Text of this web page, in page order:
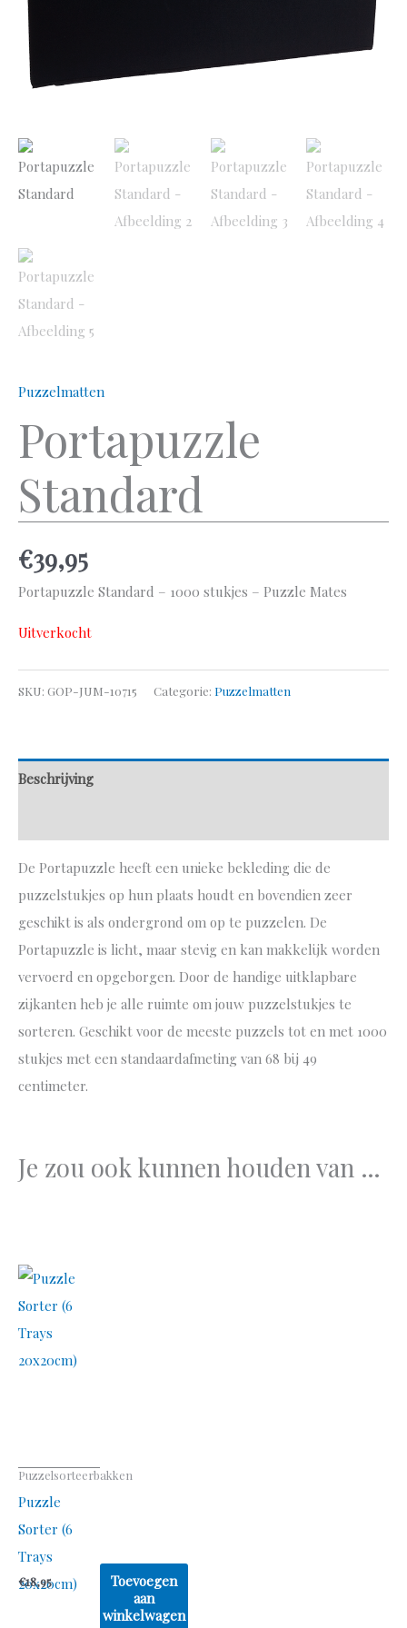
Puzzelmatten
Portapuzzle
Standard
€39,95
Portapuzzle Standard – 1000 stukjes – Puzzle Mates
Uitverkocht
SKU: GOP-JUM-10715 Categorie: Puzzelmatten
Beschrijving
De Portapuzzle heeft een unieke bekleding die de
puzzelstukjes op hun plaats houdt en bovendien zeer
geschikt is als ondergrond om op te puzzelen. De
Portapuzzle is licht, maar stevig en kan makkelijk worden
vervoerd en opgeborgen. Door de handige uitklapbare
zijkanten heb je alle ruimte om jouw puzzelstukjes te
sorteren. Geschikt voor de meeste puzzels tot en met 1000
stukjes met een standaardafmeting van 68 bij 49
centimeter.
Je zou ook kunnen houden van …
Puzzelsorteerbakken
Puzzle
Sorter (6
Trays
20x20cm)
€18,95
Toevoegen
aan
winkelwagen